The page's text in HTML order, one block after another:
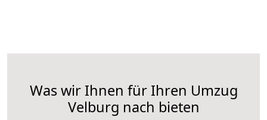
Was wir Ihnen für Ihren Umzug
Velburg nach bieten